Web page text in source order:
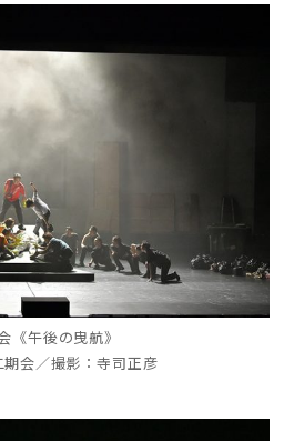
《午後の曳航》
会／撮影：寺司正彦